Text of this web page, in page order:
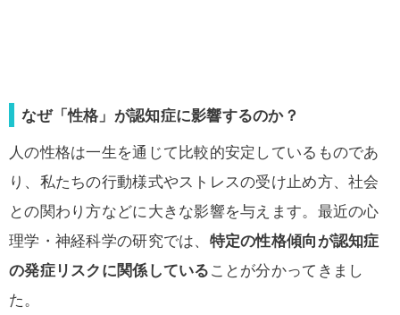
なぜ「性格」が認知症に影響するのか？
人の性格は一生を通じて比較的安定しているものであ
り、私たちの行動様式やストレスの受け止め方、社会
との関わり方などに大きな影響を与えます。最近の心
理学・神経科学の研究では、 特定の性格傾向が認知症
の発症リスクに関係している ことが分かってきまし
た。